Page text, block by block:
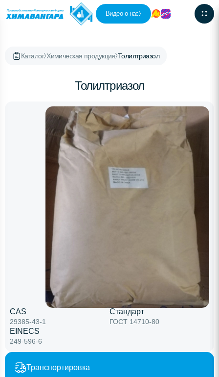
Видео о нас
Каталог Химическая продукция Толилтриазол
Толилтриазол
CAS
29385-43-1
Стандарт
ГОСТ 14710-80
EINECS
249-596-6
Транспортировка